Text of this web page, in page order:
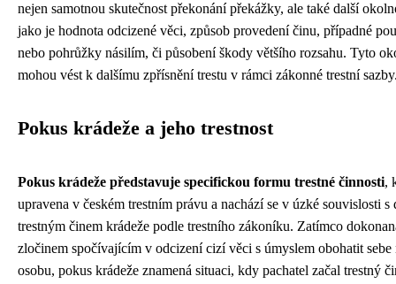
nejen samotnou skutečnost překonání překážky, ale také další
jako je hodnota odcizené věci, způsob provedení činu, případné
nebo pohrůžky násilím, či působení škody většího rozsahu. Tyto
mohou vést k dalšímu zpřísnění trestu v rámci zákonné trestní
Pokus krádeže a jeho trestnost
Pokus krádeže představuje specifickou formu trestné činnosti,
upravena v českém trestním právu a nachází se v úzké souvislosti s
trestným činem krádeže podle trestního zákoníku. Zatímco
zločinem spočívajícím v odcizení cizí věci s úmyslem obohatit sebe
osobu, pokus krádeže znamená situaci, kdy pachatel začal trestný